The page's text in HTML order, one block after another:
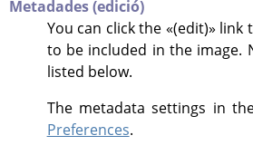
Metadades (edició)
You can click the «(edit)» link
to be included in the image.
listed below.
The metadata settings in
Preferences.